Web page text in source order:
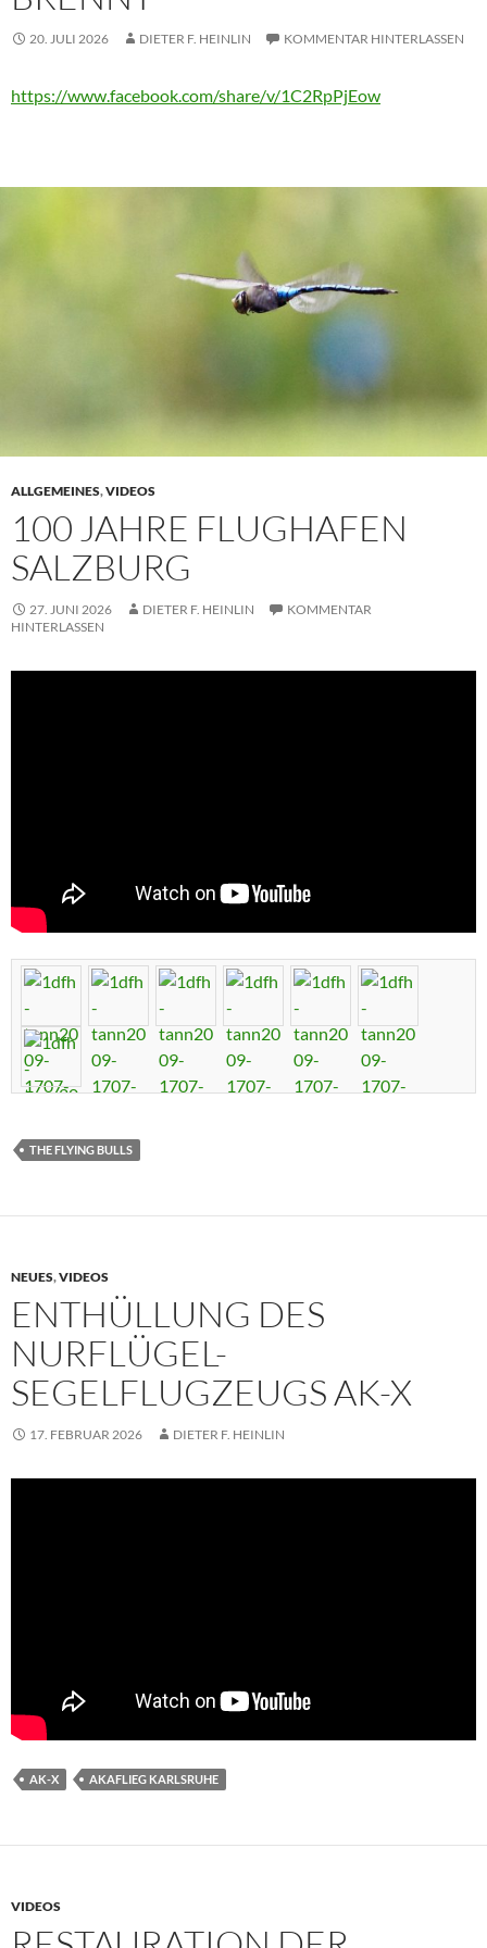
20. JULI 2026 DIETER F. HEINLIN KOMMENTAR HINTERLASSEN
https://www.facebook.com/share/v/1C2RpPjEow
ALLGEMEINES,VIDEOS
100 JAHRE FLUGHAFEN
SALZBURG
27. JUNI 2026 DIETER F. HEINLIN
KOMMENTAR
HINTERLASSEN
THE FLYING BULLS
NEUES,VIDEOS
ENTHÜLLUNG DES
NURFLÜGEL-
SEGELFLUGZEUGS AK-X
17. FEBRUAR 2026 DIETER F. HEINLIN
AK-X AKAFLIEG KARLSRUHE
VIDEOS